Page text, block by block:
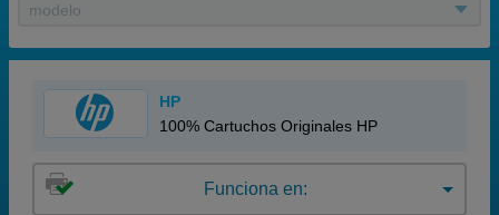
modelo
HP
100% Cartuchos Originales HP
Funciona en: